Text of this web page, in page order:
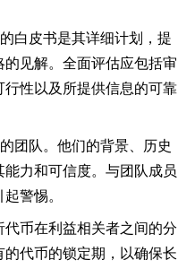
白皮书是其详细计划，提
见解。全面评估应包括审
性以及所提供信息的可靠
团队。他们的背景、历史
力和可信度。与团队成员
警惕。
币在利益相关者之间的分
代币的锁定期，以确保长